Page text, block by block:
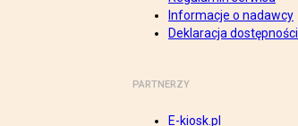
Informacje o nadawcy
Deklaracja dostępności
PARTNERZY
E-kiosk.pl